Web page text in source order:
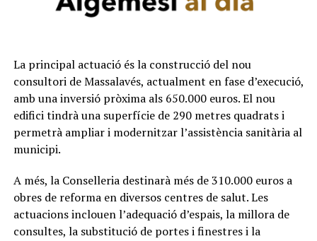
La principal actuació és la construcció del nou
consultori de Massalavés, actualment en fase d’execució,
amb una inversió pròxima als 650.000 euros. El nou
edifici tindrà una superfície de 290 metres quadrats i
permetrà ampliar i modernitzar l’assistència sanitària al
municipi.
A més, la Conselleria destinarà més de 310.000 euros a
obres de reforma en diversos centres de salut. Les
actuacions inclouen l’adequació d’espais, la millora de
consultes, la substitució de portes i finestres i la